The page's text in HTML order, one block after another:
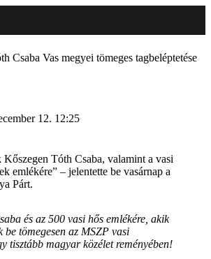
Csaba Vas megyei tömeges tagbeléptetése
12. 12:25
Tóth Csaba, valamint a vasi
emlékére” – jelentette be vasárnap a
Párt.
és az 500 vasi hős emlékére, akik
be tömegesen az MSZP vasi
tisztább magyar közélet reményében!